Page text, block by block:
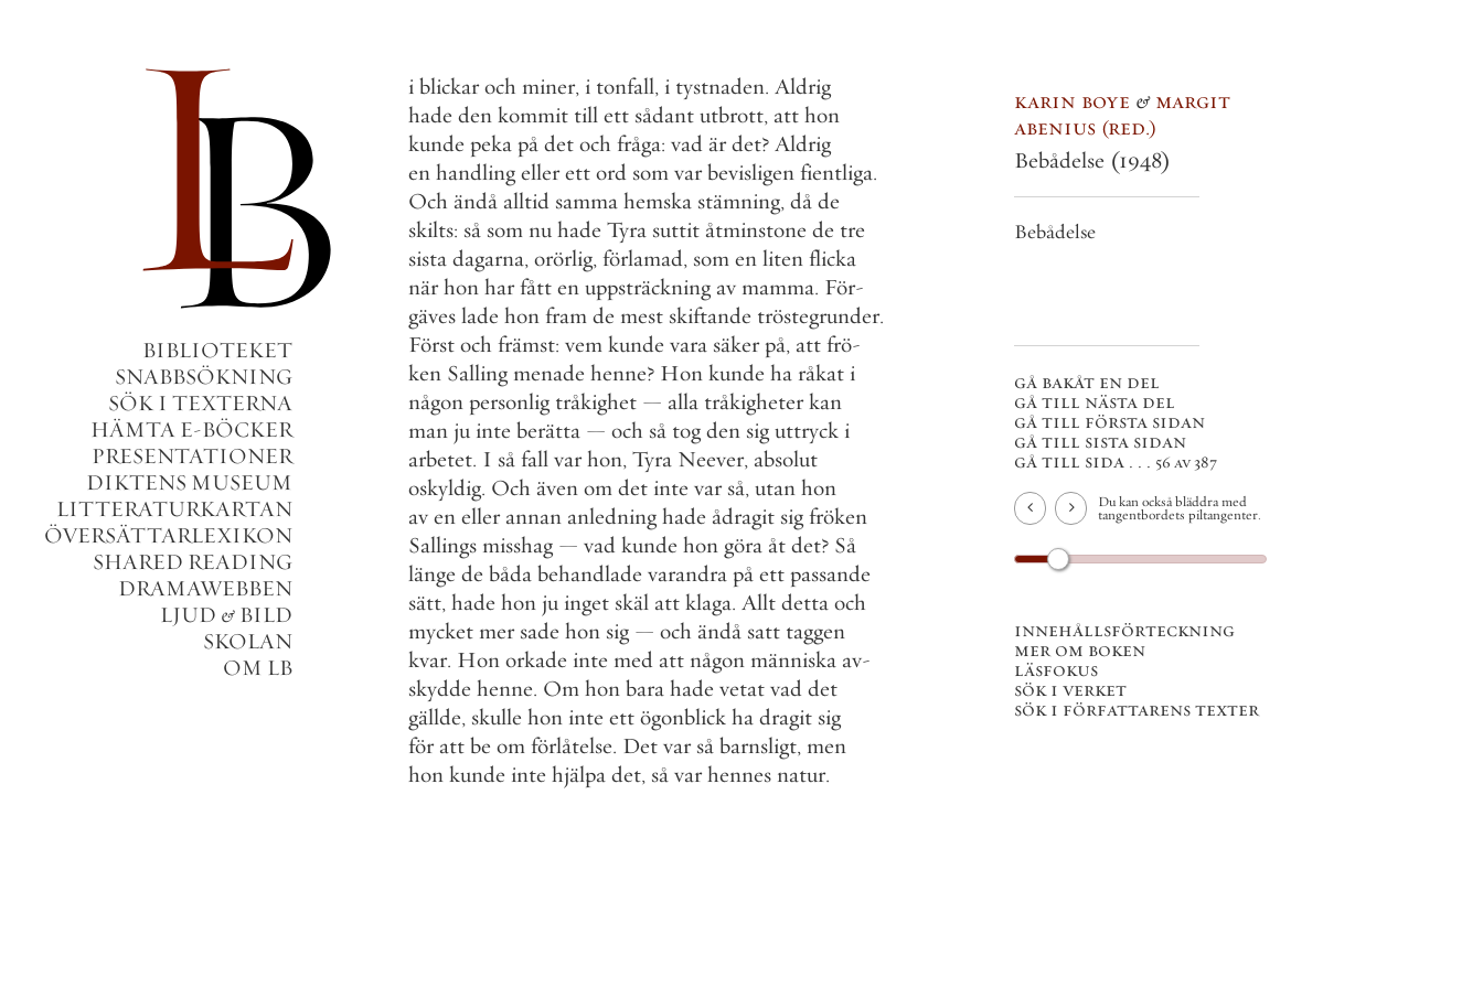
BIBLIOTEKET
SNABBSÖKNING
SÖK I TEXTERNA
HÄMTA E-BÖCKER
PRESENTATIONER
DIKTENS MUSEUM
LITTERATURKARTAN
ÖVERSÄTTARLEXIKON
SHARED READING
DRAMAWEBBEN
LJUD & BILD
SKOLAN
OM LB
i blickar och miner, i tonfall, i tystnaden. Aldrig
hade den kommit till ett sådant utbrott, att hon
kunde peka på det och fråga: vad är det? Aldrig
en handling eller ett ord som var bevisligen fientliga.
Och ändå alltid samma hemska stämning, då de
skilts: så som nu hade Tyra suttit åtminstone de tre
sista dagarna, orörlig, förlamad, som en liten flicka
när hon har fått en uppsträckning av mamma. För-
gäves lade hon fram de mest skiftande tröstegrunder.
Först och främst: vem kunde vara säker på, att frö-
ken Salling menade henne? Hon kunde ha råkat i
någon personlig tråkighet — alla tråkigheter kan
man ju inte berätta — och så tog den sig uttryck i
arbetet. I så fall var hon, Tyra Neever, absolut
oskyldig. Och även om det inte var så, utan hon
av en eller annan anledning hade ådragit sig fröken
Sallings misshag — vad kunde hon göra åt det? Så
länge de båda behandlade varandra på ett passande
sätt, hade hon ju inget skäl att klaga. Allt detta och
mycket mer sade hon sig — och ändå satt taggen
kvar. Hon orkade inte med att någon människa av-
skydde henne. Om hon bara hade vetat vad det
gällde, skulle hon inte ett ögonblick ha dragit sig
för att be om förlåtelse. Det var så barnsligt, men
hon kunde inte hjälpa det, så var hennes natur.
karin boye & margit
abenius red.
Bebådelse (1948)
Bebådelse
gå bakåt en del
gå till nästa del
gå till första sidan
gå till sista sidan
gå till sida . . . 56 av 387
Du kan också bläddra med
tangentbordets piltangenter.
innehållsförteckning
mer om boken
läsfokus
sök i verket
sök i författarens texter